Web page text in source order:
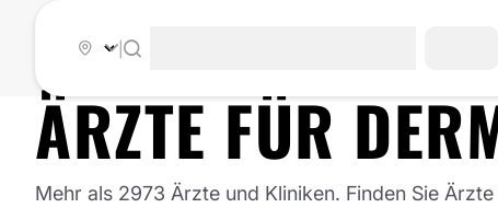
ÄRZTE FÜR
Mehr als 2973 Ärzte und Kliniken. Finden Sie